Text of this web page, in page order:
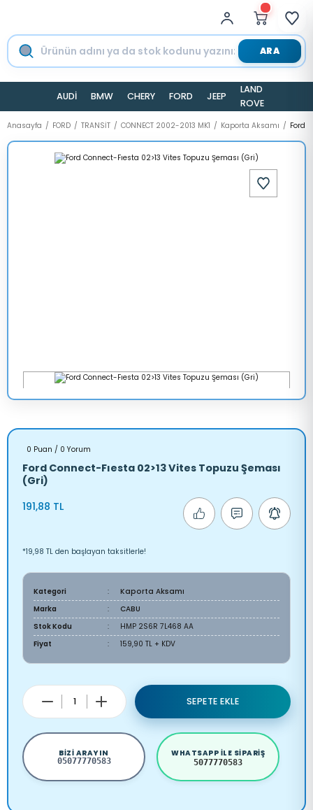
ARA
AUDİ BMW CHERY FORD JEEP
LAND
ROVER
Anasayfa FORD TRANSİT CONNECT 2002-2013 MK1 Kaporta Aksamı Ford
0 Puan / 0 Yorum
Ford Connect-Fıesta 02>13 Vites Topuzu Şeması
(Gri)
191,88 TL
*19,98 TL den başlayan taksitlerle!
Kategori
Kaporta Aksamı
Marka
CABU
Stok Kodu
HMP 2S6R 7L468 AA
Fiyat
159,90 TL + KDV
SEPETE EKLE
BIZI ARAYIN
05077770583
WHATSAPP ILE SIPARIŞ
5077770583